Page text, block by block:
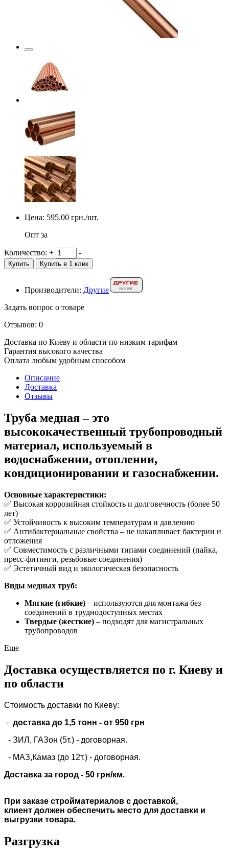
Цена: 595.00 грн./шт.
Опт за
Количество: + -
Купить Купить в 1 клик
Производители: Другие
Задать вопрос о товаре
Отзывов: 0
Доставка по Киеву и области по низким тарифам
Гарантия высокого качества
Оплата любым удобным способом
Описание
Доставка
Отзывы
Труба медная– это
высококачественный трубопроводный
материал, используемый в
водоснабжении, отоплении,
кондиционировании и газоснабжении.
Основные характеристики:
✅ Высокая коррозийная стойкость и долговечность (более 50
лет)
✅ Устойчивость к высоким температурам и давлению
✅ Антибактериальные свойства – не накапливает бактерии и
отложения
✅ Совместимость с различными типами соединений (пайка,
пресс-фитинги, резьбовые соединения)
✅ Эстетичный вид и экологическая безопасность
Виды медных труб:
Мягкие (гибкие) – используются для монтажа без
соединений в труднодоступных местах
Твердые (жесткие) – подходят для магистральных
трубопроводов
Еще
Доставка осуществляется по г. Киеву и
по области
Стоимость доставки по Киеву:
- доставка до 1,5 тонн - от 950 грн
- ЗИЛ, ГАЗон (5т.) - договорная.
- МАЗ,Камаз (до 12т.) - договорная.
Доставка за город - 50 грн/км.
При заказе стройматериалов с доставкой,
клиент должен обеспечить место для доставки и
выгрузки товара.
Разгрузка